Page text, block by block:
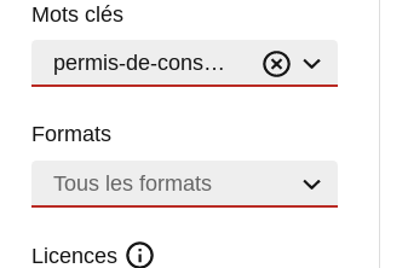
Mots clés
permis-de-construire-autorisation-
Formats
Tous les formats
Licences